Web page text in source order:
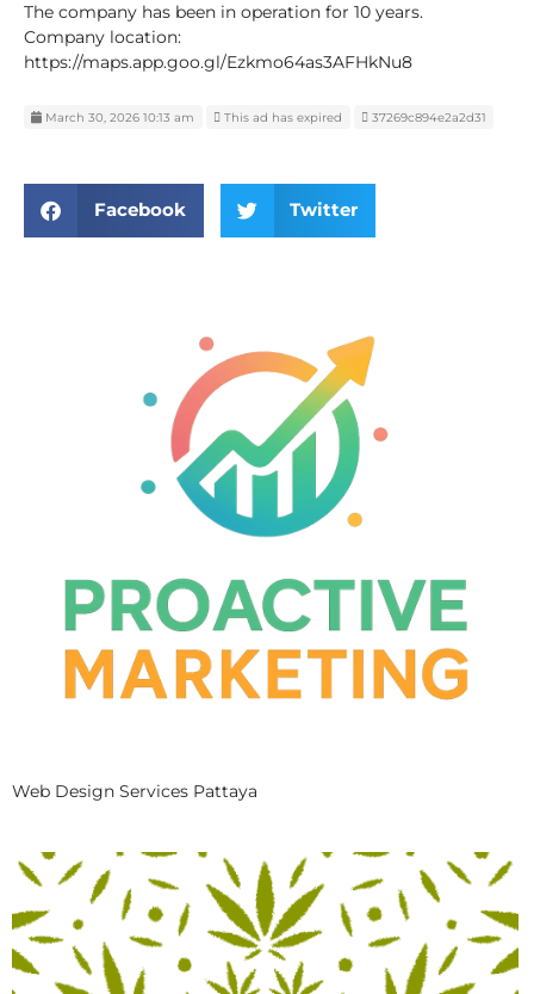
The company has been in operation for 10 years.
Company location:
https://maps.app.goo.gl/Ezkmo64as3AFHkNu8
March 30, 2026 10:13 am This ad has expired 37269c894e2a2d31
Facebook Twitter
Web Design Services Pattaya